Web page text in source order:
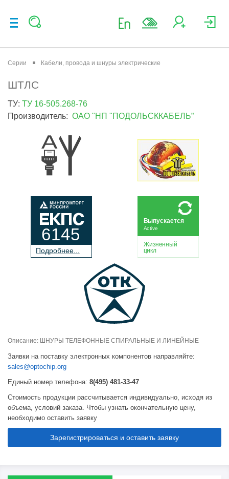
Серии Кабели, провода и шнуры электрические
ШТЛС
ТУ: ТУ 16-505.268-76
Производитель: ОАО "НП "ПОДОЛЬСККАБЕЛЬ”
Подробнее...
6145
Жизненный
цикл
Active
Выпускается
Описание: ШНУРЫ ТЕЛЕФОННЫЕ СПИРАЛЬНЫЕ И ЛИНЕЙНЫЕ
Заявки на поставку электронных компонентов направляйте:
sales@optochip.org
Единый номер телефона: 8(495) 481-33-47
Стоимость продукции рассчитывается индивидуально, исходя из
объема, условий заказа. Чтобы узнать окончательную цену,
необходимо оставить заявку
Зарегистрироваться и оставить заявку